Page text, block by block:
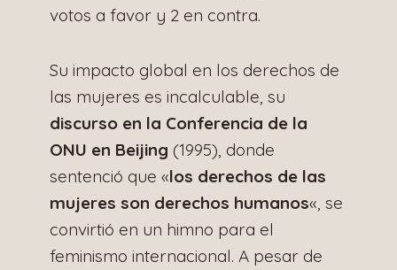
votos a favor y 2 en contra.
Su impacto global en los derechos de
las mujeres es incalculable, su
discurso en la Conferencia de la
ONU en Beijing (1995), donde
sentenció que «los derechos de las
mujeres son derechos humanos«, se
convirtió en un himno para el
feminismo internacional. A pesar de